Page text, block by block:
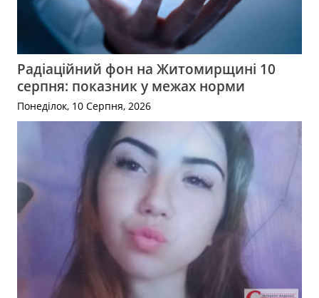
Радіаційний фон на Житомирщині 10
серпня: показник у межах норми
Понеділок, 10 Серпня, 2026